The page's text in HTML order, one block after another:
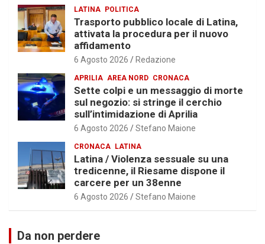
LATINA POLITICA
Trasporto pubblico locale di Latina,
attivata la procedura per il nuovo
affidamento
6 Agosto 2026 Redazione
APRILIA AREA NORD CRONACA
Sette colpi e un messaggio di morte
sul negozio: si stringe il cerchio
sull’intimidazione di Aprilia
6 Agosto 2026 Stefano Maione
CRONACA LATINA
Latina / Violenza sessuale su una
tredicenne, il Riesame dispone il
carcere per un 38enne
6 Agosto 2026 Stefano Maione
Da non perdere